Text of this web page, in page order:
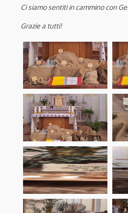
Ci siamo sentiti in cammino con
Grazie a tutti!